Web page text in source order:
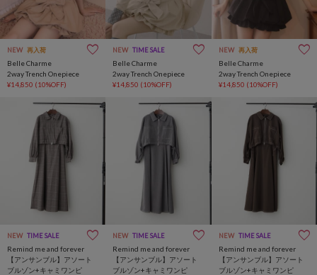
NEW 再入荷
Belle Charme
2way Trench Onepiece
¥14,850 (10%OFF)
NEW TIME SALE
Belle Charme
2way Trench Onepiece
¥14,850 (10%OFF)
NEW 再入荷
Belle Charme
2way Trench Onepiece
¥14,850 (10%OFF)
NEW TIME SALE
Remind me and forever
【アンサンブル】アソート
ブルゾン+キャミワンピ
NEW TIME SALE
Remind me and forever
【アンサンブル】アソート
ブルゾン+キャミワンピ
NEW TIME SALE
Remind me and forever
【アンサンブル】アソート
ブルゾン+キャミワンピ